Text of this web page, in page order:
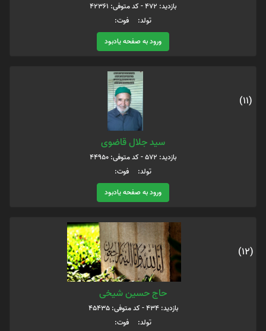
بازدید: 472 - کد متوفی: 42361
تولد: فوت:
ورود به صفحه یادبود
(11)
سید جلال قاضوی
بازدید: 572 - کد متوفی: 44950
تولد: فوت:
ورود به صفحه یادبود
(12)
حاج حسین شیخی
بازدید: 434 - کد متوفی: 45435
تولد: فوت: